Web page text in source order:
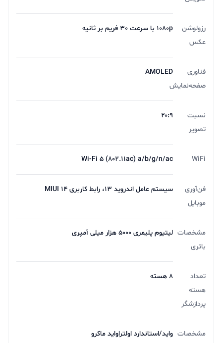
گوشی ردمی Note 12s، نمایشگری amoled با رزولوشن
تجربه‌ای عالی از کار کردن با یک تلفن هوشمند را برای کاربران
رقم بزند. حداکثر شدت روشنایی صفحه در این گوشی به
هزار نیت می‌رسد و کاربران مشکلی در مشاهده تصاویر در
محیط‌های پرنور نخواهند داشت. نکته قابل توجه در مورد این
گیگابایت رم و 64 تا 256 گیگابایت حافظه داخلی، سرعتی بالا
در پردازش اطلاعات را به کاربران هدیه خواهد کرد. مسئله
لنز عریض به عنوان دوربین اصلی است؛ این دوربین با فناوری
رزولوشن
عکس
1080p با سرعت 30 فریم بر ثانیه
فناوری
صفحه‌نمایش
AMOLED
نسبت
تصویر
۲۰:۹
WiFi
Wi-Fi 5 (802.11ac) a/b/g/n/ac
فن‌آوری
موبایل
سیستم عامل اندروید 13، رابط کاربری MIUI 14
مشخصات
باتری
لیتیوم پلیمری 5000 هزار میلی آمپری
تعداد
هسته
پردازشگر
8 هسته
مشخصات واید/استاندارد اولتراواید ماکرو